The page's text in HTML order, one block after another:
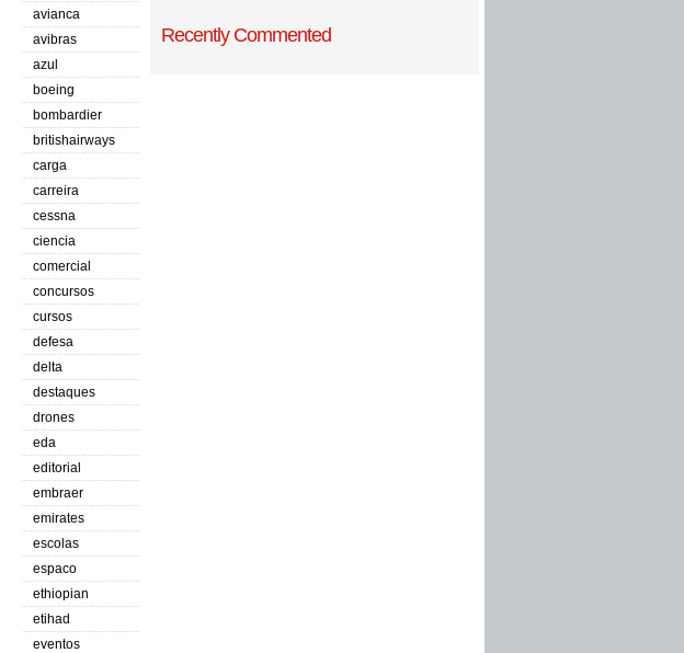
avianca
avibras
azul
boeing
bombardier
britishairways
carga
carreira
cessna
ciencia
comercial
concursos
cursos
defesa
delta
destaques
drones
eda
editorial
embraer
emirates
escolas
espaco
ethiopian
etihad
eventos
Recently Commented